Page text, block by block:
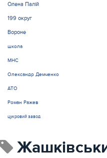
Олена Палій
199 округ
Вороне
школа
МНС
Олександр Демченко
АТО
Роман Ражев
цукровий завод